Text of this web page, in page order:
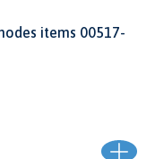
items 00517-